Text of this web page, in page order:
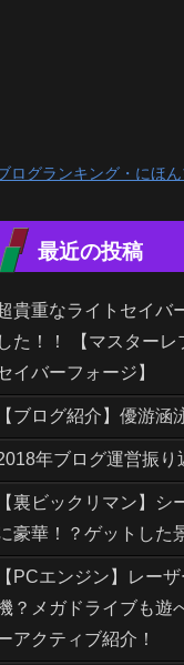
ログランキング・にほ
最近の投稿
貴重なライトセイバ
した！！ 【マスターレ
イバーフォージ】
【ブログ紹介】優游涵
年ブログ運営振り
【裏ビックリマン】
豪華！？ゲットした
【PCエンジン】レー
？メガドライブも遊
アクティブ紹介！